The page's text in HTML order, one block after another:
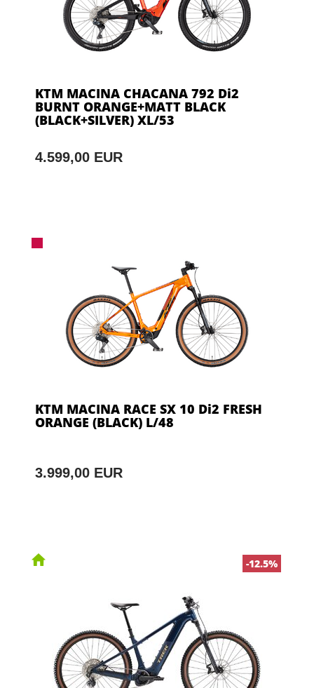
KTM MACINA CHACANA 792 Di2
BURNT ORANGE+MATT BLACK
(BLACK+SILVER) XL/53
4.599,00 EUR
KTM MACINA RACE SX 10 Di2 FRESH
ORANGE (BLACK) L/48
3.999,00 EUR
-12.5%